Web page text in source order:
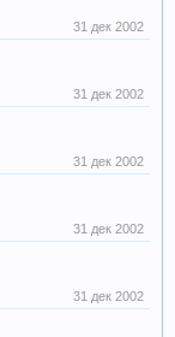
31 дек 2002
31 дек 2002
31 дек 2002
31 дек 2002
31 дек 2002